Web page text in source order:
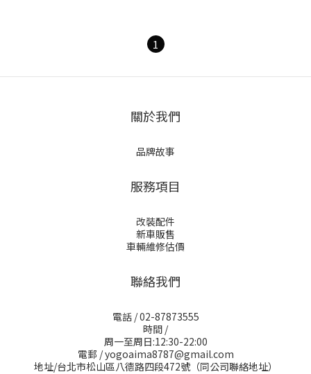
1
關於我們
品牌故事
服務項目
改裝配件
新車販售
車輛維修估價
聯絡我們
電話 / 02-87873555
時間 /
周一至周日:12:30-22:00
電郵 / yogoaima8787@gmail.com
地址/台北市松山區八德路四段472號（同公司聯絡地址）